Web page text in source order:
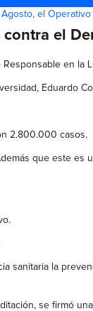
el
el
en la
Eduardo
2.800.000 casos.
que este es
sanitaria la
se firmó